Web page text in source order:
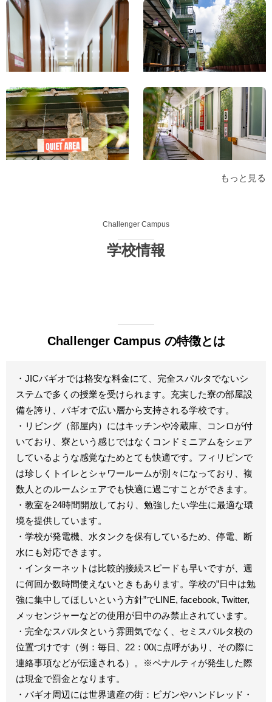
もっと見る
Challenger Campus
学校情報
Challenger Campus の特徴とは
・JICバギオでは格安な料金にて、完全スパルタでないシ
ステムで多くの授業を受けられます。充実した寮の部屋設
備を誇り、バギオで広い層から支持される学校です。
・リビング（部屋内）にはキッチンや冷蔵庫、コンロが付
いており、寮という感じではなくコンドミニアムをシェア
しているような感覚なためとても快適です。フィリピンで
は珍しくトイレとシャワールームが別々になっており、複
数人とのルームシェアでも快適に過ごすことができます。
・教室を24時間開放しており、勉強したい学生に最適な環
境を提供しています。
・学校が発電機、水タンクを保有しているため、停電、断
水にも対応できます。
・インターネットは比較的接続スピードも早いですが、週
に何回か数時間使えないときもあります。学校の”日中は勉
強に集中してほしいという方針”でLINE, facebook, Twitter,
メッセンジャーなどの使用が日中のみ禁止されています。
・完全なスパルタという雰囲気でなく、セミスパルタ校の
位置づけです（例：毎日、22：00に点呼があり、その際に
連絡事項などが伝達される）。※ペナルティが発生した際
は現金で罰金となります。
・バギオ周辺には世界遺産の街：ビガンやハンドレッド・